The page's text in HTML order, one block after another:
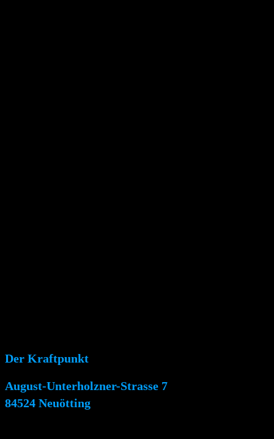
Der Kraftpunkt
August-Unterholzner-Strasse 7
84524 Neuötting